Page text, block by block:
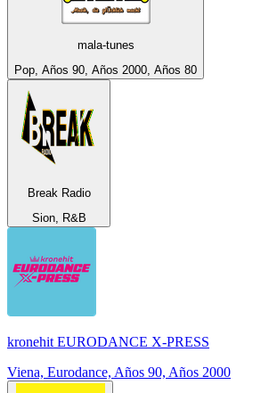
mala-tunes
Pop, Años 90, Años 2000, Años 80
Break Radio
Sion, R&B
kronehit EURODANCE X-PRESS
Viena, Eurodance, Años 90, Años 2000